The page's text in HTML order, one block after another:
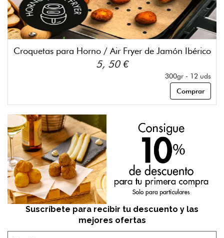
Croquetas para Horno / Air Fryer de Jamón Ibérico
5, 50 €
300gr - 12 uds
Comprar
Suscríbete para recibir tu descuento y las
mejores ofertas